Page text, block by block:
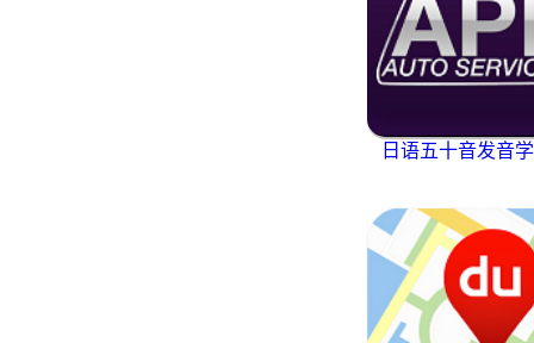
日语五十音发音